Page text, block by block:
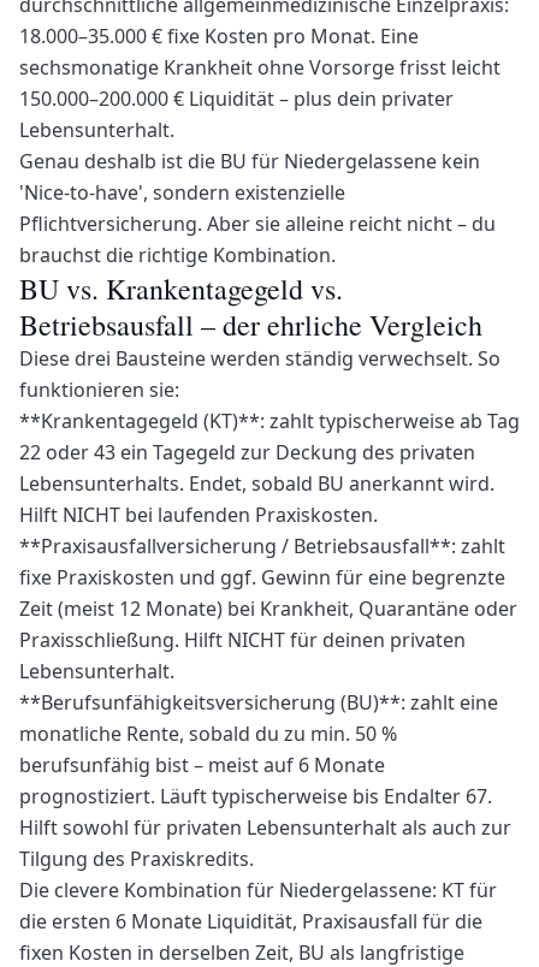
18.000–35.000 € fixe Kosten pro Monat. Eine
sechsmonatige Krankheit ohne Vorsorge frisst leicht
150.000–200.000 € Liquidität – plus dein privater
Lebensunterhalt.
Genau deshalb ist die BU für Niedergelassene kein
'Nice-to-have', sondern existenzielle
Pflichtversicherung. Aber sie alleine reicht nicht – du
brauchst die richtige Kombination.
BU vs. Krankentagegeld vs.
Betriebsausfall – der ehrliche Vergleich
Diese drei Bausteine werden ständig verwechselt. So
funktionieren sie:
**Krankentagegeld (KT)**: zahlt typischerweise ab Tag
22 oder 43 ein Tagegeld zur Deckung des privaten
Lebensunterhalts. Endet, sobald BU anerkannt wird.
Hilft NICHT bei laufenden Praxiskosten.
**Praxisausfallversicherung / Betriebsausfall**: zahlt
fixe Praxiskosten und ggf. Gewinn für eine begrenzte
Zeit (meist 12 Monate) bei Krankheit, Quarantäne oder
Praxisschließung. Hilft NICHT für deinen privaten
Lebensunterhalt.
**Berufsunfähigkeitsversicherung (BU)**: zahlt eine
monatliche Rente, sobald du zu min. 50 %
berufsunfähig bist – meist auf 6 Monate
prognostiziert. Läuft typischerweise bis Endalter 67.
Hilft sowohl für privaten Lebensunterhalt als auch zur
Tilgung des Praxiskredits.
Die clevere Kombination für Niedergelassene: KT für
die ersten 6 Monate Liquidität, Praxisausfall für die
fixen Kosten in derselben Zeit, BU als langfristige